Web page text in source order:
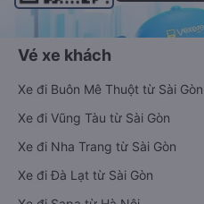
Vé xe khách
Xe đi Buôn Mê Thuột từ Sài Gòn
Xe đi Vũng Tàu từ Sài Gòn
Xe đi Nha Trang từ Sài Gòn
Xe đi Đà Lạt từ Sài Gòn